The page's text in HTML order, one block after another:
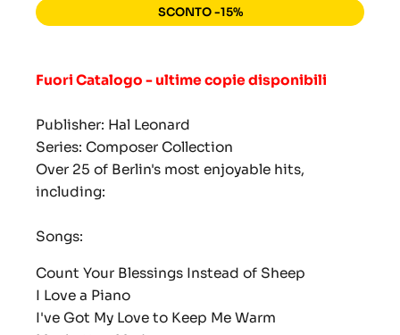
SCONTO -15%
Fuori Catalogo - ultime copie disponibili
Publisher: Hal Leonard
Series: Composer Collection
Over 25 of Berlin's most enjoyable hits,
including:
Songs:
Count Your Blessings Instead of Sheep
I Love a Piano
I've Got My Love to Keep Me Warm